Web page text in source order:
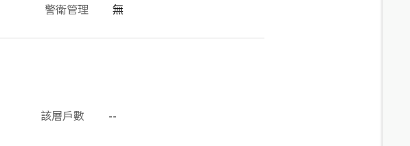
警衛管理 無
該層戶數
--